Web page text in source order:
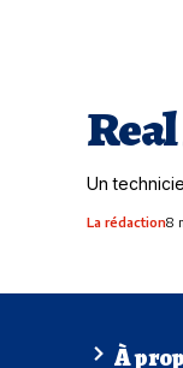
Un
La rédaction8
À